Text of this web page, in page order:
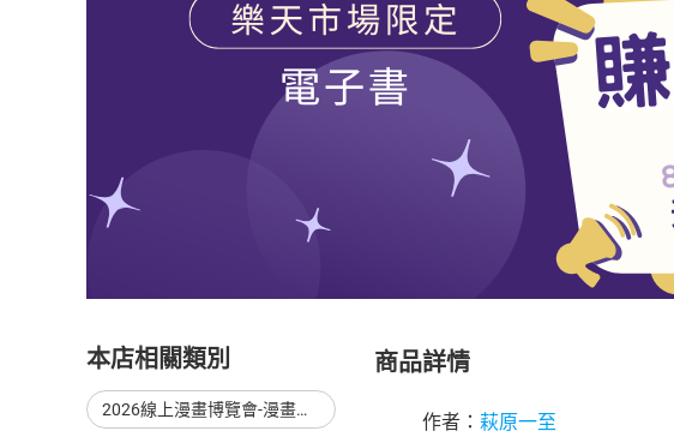
本店相關類別
2026線上漫畫博覽會-漫畫，單本79折起，至8/15止
商品詳情
作者： 萩原一至